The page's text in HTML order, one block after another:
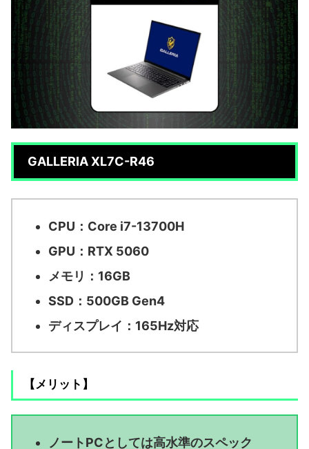
GALLERIA XL7C-R46
CPU：Core i7-13700H
GPU：RTX 5060
メモリ：16GB
SSD：500GB Gen4
ディスプレイ：165Hz対応
【メリット】
ノートPCとしては高水準のスペック